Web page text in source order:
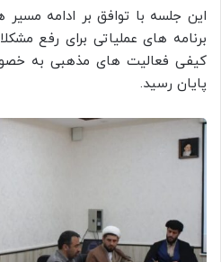
این جلسه با توافق بر ادامه
برنامه های عملیاتی برای رفع
کیفی فعالیت های مذهبی به
پایان رسید.